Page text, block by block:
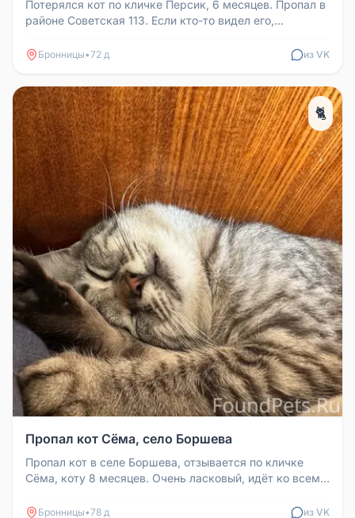
Потерялся кот по кличке Персик, 6 месяцев. Пропал в
районе Советская 113. Если кто-то видел его,
Бронницы•72 д из VK
🐈
Пропал кот Сёма, село Боршева
Пропал кот в селе Боршева, отзывается по кличке
Сёма, коту 8 месяцев. Очень ласковый, идёт ко всем.
Бронницы•78 д из VK